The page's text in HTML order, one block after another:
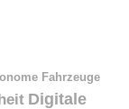
Fahrzeuge
Digitale